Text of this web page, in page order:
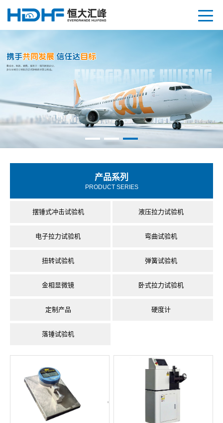
产品系列
PRODUCT SERIES
摆锤式冲击试验机 液压拉力试验机
电子拉力试验机 弯曲试验机
扭转试验机 弹簧试验机
金相显微镜 卧式拉力试验机
定制产品 硬度计
落锤试验机